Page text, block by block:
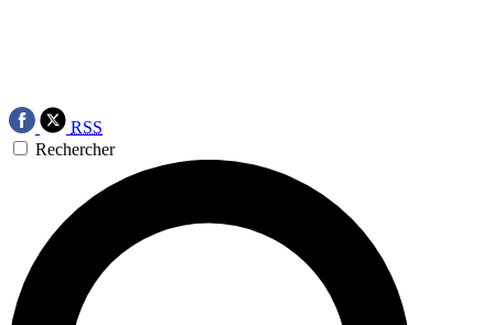
RSS
Rechercher